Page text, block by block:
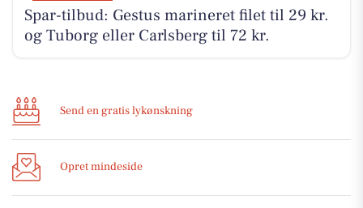
Spar-tilbud: Gestus marineret filet til 29 kr.
og Tuborg eller Carlsberg til 72 kr.
Send en gratis lykønskning
Opret mindeside